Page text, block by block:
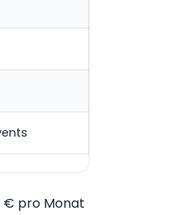
€ pro Monat